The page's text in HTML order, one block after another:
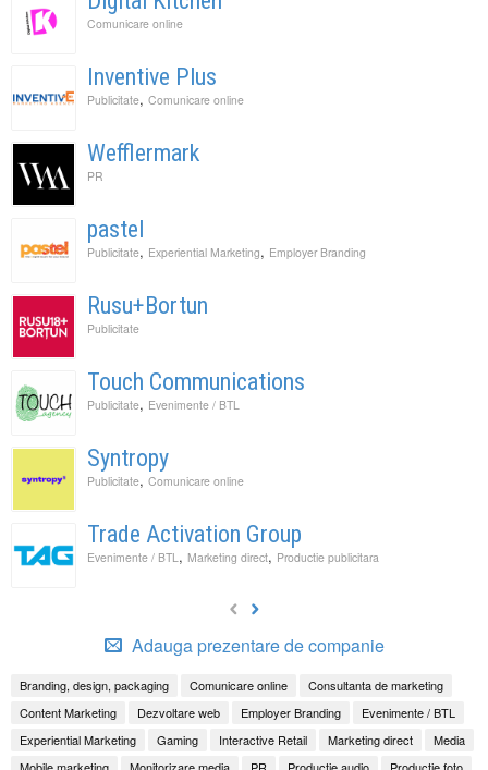
Comunicare online
Inventive Plus
Publicitate, Comunicare online
Wefflermark
PR
pastel
Publicitate, Experiential Marketing, Employer Branding
Rusu+Bortun
Publicitate
Touch Communications
Publicitate, Evenimente / BTL
Syntropy
Publicitate, Comunicare online
Trade Activation Group
Evenimente / BTL , Marketing direct, Productie publicitara
Adauga prezentare de companie
Branding, design, packaging Comunicare online
Consultanta de marketing
Content Marketing
Dezvoltare web Employer Branding
Evenimente / BTL
Experiential Marketing
Gaming Interactive Retail Marketing direct
Media